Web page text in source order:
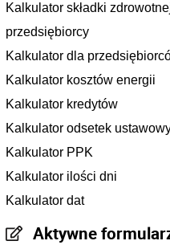
Kalkulator składki
przedsiębiorcy
Kalkulator dla
Kalkulator kosztów energii
Kalkulator kredytów
Kalkulator odsetek
Kalkulator PPK
Kalkulator ilości dni
Kalkulator dat
Aktywne